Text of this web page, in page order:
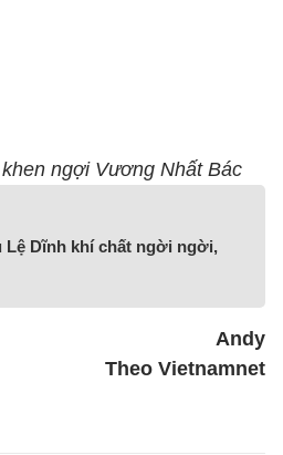
ngợi Vương Nhất Bác
Lệ Dĩnh khí chất ngời ngời,
Andy
Theo Vietnamnet